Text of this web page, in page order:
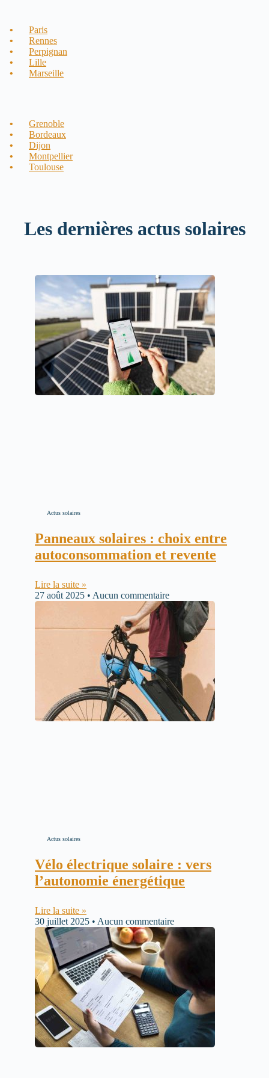
Paris
Rennes
Perpignan
Lille
Marseille
Grenoble
Bordeaux
Dijon
Montpellier
Toulouse
Les dernières actus solaires
Actus solaires
Panneaux solaires : choix entre
autoconsommation et revente
Lire la suite »
27 août 2025
Aucun commentaire
Actus solaires
Vélo électrique solaire : vers
l’autonomie énergétique
Lire la suite »
30 juillet 2025
Aucun commentaire